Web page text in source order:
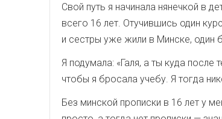
Свой путь я начинала нянечкой в
всего 16 лет. Отучившись один
и сестры уже жили в Минске, один
Я подумала: «Галя, а ты куда
чтобы я бросала учебу. Я тогда
Без минской прописки в 16 лет у